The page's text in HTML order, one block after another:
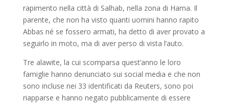
rapimento nella città di Salhab, nella zona di Hama. Il
parente, che non ha visto quanti uomini hanno rapito
Abbas né se fossero armati, ha detto di aver provato a
seguirlo in moto, ma di aver perso di vista l’auto.
Tre alawite, la cui scomparsa quest’anno le loro
famiglie hanno denunciato sui social media e che non
sono incluse nei 33 identificati da Reuters, sono poi
riapparse e hanno negato pubblicamente di essere